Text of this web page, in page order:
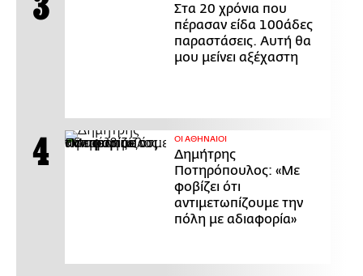
Στα 20 χρόνια που
πέρασαν είδα 100άδες
παραστάσεις. Αυτή θα
μου μείνει αξέχαστη
ΟΙ ΑΘΗΝΑΙΟΙ
Δημήτρης
Ποτηρόπουλος: «Με
φοβίζει ότι
αντιμετωπίζουμε την
πόλη με αδιαφορία»